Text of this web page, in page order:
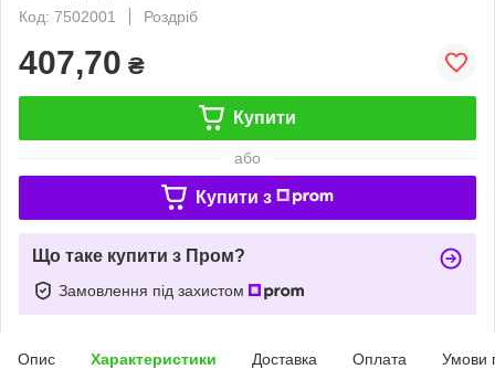
Код: 7502001
Роздріб
407,70 ₴
Купити
або
Купити з
Що таке купити з Пром?
Замовлення під захистом
Опис Характеристики Доставка Оплата Умови